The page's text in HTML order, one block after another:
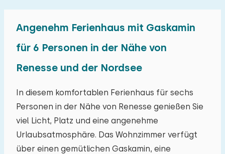
Angenehm Ferienhaus mit Gaskamin
für 6 Personen in der Nähe von
Renesse und der Nordsee
In diesem komfortablen Ferienhaus für sechs
Personen in der Nähe von Renesse genießen Sie
viel Licht, Platz und eine angenehme
Urlaubsatmosphäre. Das Wohnzimmer verfügt
über einen gemütlichen Gaskamin, eine
August 2026
Mo Di Mi Do Fr Sa So
27 28 29 30 31 01 02
03 04 05 06 07 08 09